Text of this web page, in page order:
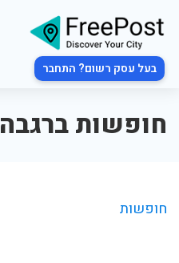
בעל עסק רשום? התחבר
חופשות ברגבה
חופשות